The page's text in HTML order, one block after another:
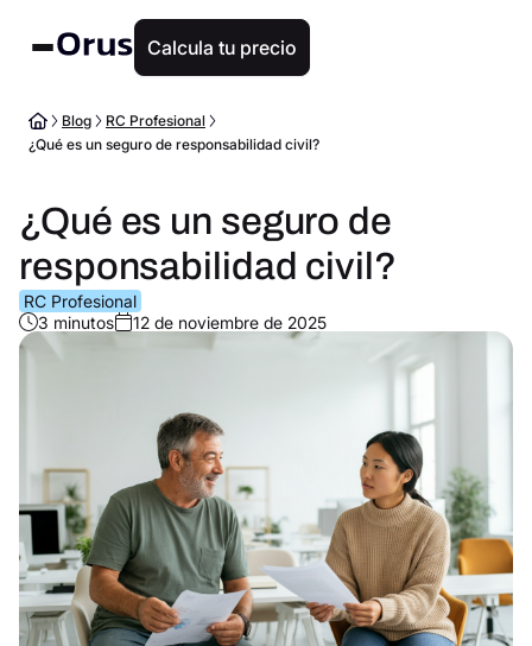
Calcula tu precio
Blog
RC Profesional
¿Qué es un seguro de responsabilidad civil?
¿Qué es un seguro de
responsabilidad civil?
RC Profesional
3 minutos
12 de noviembre de 2025